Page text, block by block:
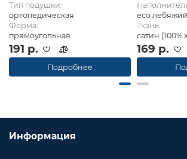
Тип подушки:
ортопедическая
Форма:
прямоугольная
191 р.
Подробнее
eco
Ткань:
сатин (100%
169 р.
Информация